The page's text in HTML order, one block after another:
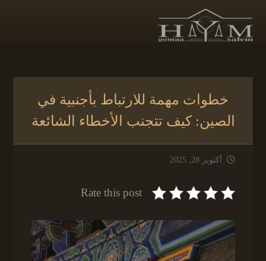
خطوات مهمة للارتباط بأجنبية في
الصين: كيف تتجنب الأخطاء الشائعة
أكتوبر 28, 2025
Rate this post